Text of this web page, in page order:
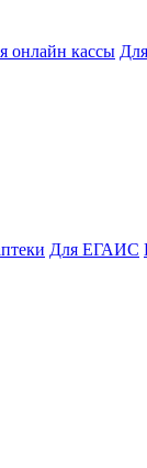
онлайн кассы
Для ЕГАИС